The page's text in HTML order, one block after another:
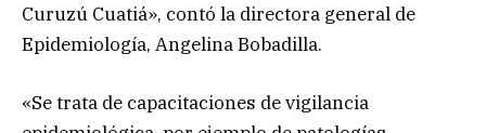
Curuzú Cuatiá», contó la directora general de
Epidemiología, Angelina Bobadilla.
«Se trata de capacitaciones de vigilancia